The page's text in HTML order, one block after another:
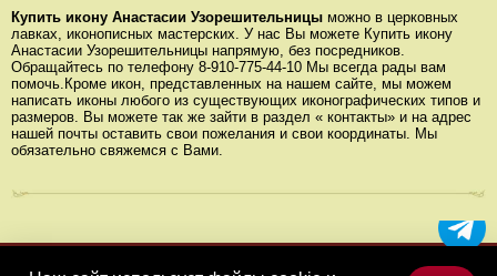
Купить икону Анастасии Узорешительницы можно в церковных
лавках, иконописных мастерских. У нас Вы можете Купить икону
Анастасии Узорешительницы напрямую, без посредников.
Обращайтесь по телефону 8-910-775-44-10 Мы всегда рады вам
помочь.Кроме икон, представленных на нашем сайте, мы можем
написать иконы любого из существующих иконографических типов и
размеров. Вы можете так же зайти в раздел « контакты» и на адрес
нашей почты оставить свои пожелания и свои координаты. Мы
обязательно свяжемся с Вами.